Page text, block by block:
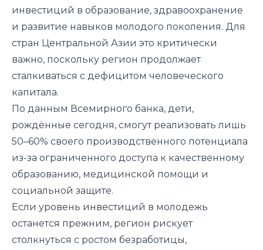
инвестиций в образование, здравоохранение
и развитие навыков молодого поколения. Для
стран Центральной Азии это критически
важно, поскольку регион продолжает
сталкиваться с дефицитом человеческого
капитала.
По данным Всемирного банка, дети,
рождённые сегодня, смогут реализовать лишь
50–60% своего производственного потенциала
из-за ограниченного доступа к качественному
образованию, медицинской помощи и
социальной защите.
Если уровень инвестиций в молодежь
останется прежним, регион рискует
столкнуться с ростом безработицы,